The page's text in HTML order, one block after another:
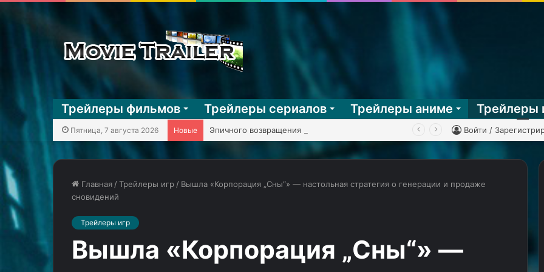
Трейлеры фильмов Трейлеры сериалов Трейлеры аниме Трейлеры
Пятница, 7 августа 2026 Новые Войти /
Главная /Трейлеры игр / Вышла «Корпорация „Сны“» — настольная стратегия о генерации и продаже
сновидений
Трейлеры игр
Вышла «Корпорация „Сны“» —
больше
насилия
не